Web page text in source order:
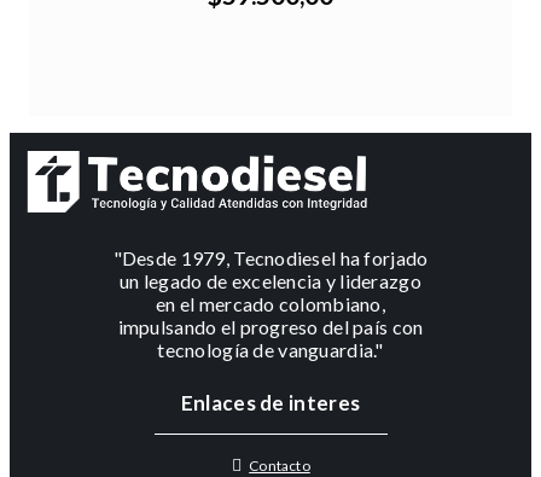
"Desde 1979, Tecnodiesel ha forjado
un legado de excelencia y liderazgo
en el mercado colombiano,
impulsando el progreso del país con
tecnología de vanguardia."
Enlaces de interes
Contacto